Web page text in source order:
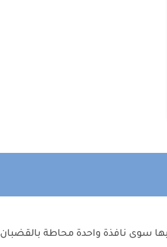
سوى نافذة واحدة محاطة بالقضبان